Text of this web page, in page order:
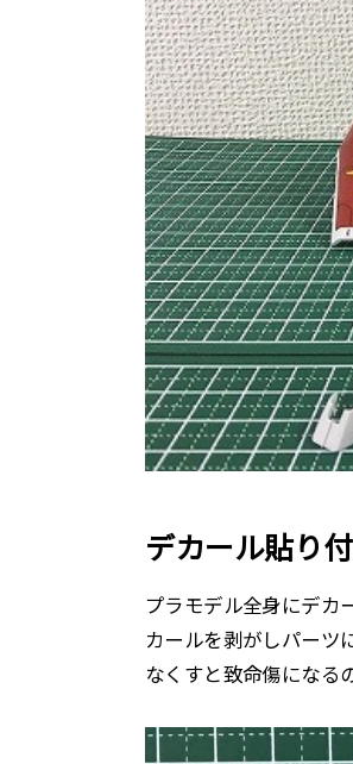
デカール貼り
プラモデル全身にデカ
カールを剥がしパーツ
なくすと致命傷になる